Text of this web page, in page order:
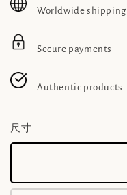
Worldwide shipping
Secure payments
Authentic products
尺寸